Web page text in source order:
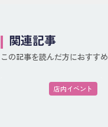
関連記事
この記事を読んだ方におすすめ
店内イベント